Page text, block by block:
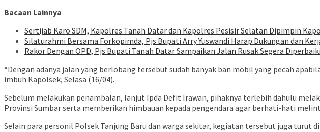
Bacaan Lainnya
Sertijab Karo SDM, Kapolres Tanah Datar dan Kapolres Pesisir Selatan Dipimpin
Silaturahmi Bersama Forkopimda, Pjs Bupati Arry Yuswandi Harap Dukungan dan
Rakor Dengan OPD, Pjs Bupati Tanah Datar Sampaikan Jalan Rusak Segera Diperbaiki
“Dengan adanya jalan yang berlobang tersebut sudah banyak ban mobil yang pecah
imbuh Kapolsek, Selasa (16/04).
Sebelum melakukan penambalan, lanjut Ipda Defit Irawan, pihaknya terlebih dahulu
Provinsi Sumbar serta memberikan himbauan kepada pengendara agar berhati-hati
Selain para personil Polsek Tanjung Baru dan warga sekitar, kegiatan tersebut juga turut